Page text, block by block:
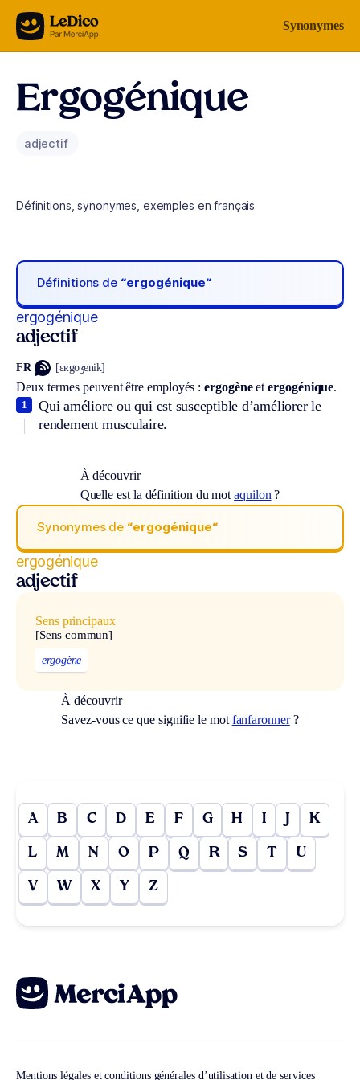
Aller au contenu Synonymes
Ergogénique
adjectif
Définitions, synonymes, exemples en français
Définitions de “ergogénique“
ergogénique
adjectif
FR [ɛʀgoʒenik]
Deux termes peuvent être employés :ergogèneetergogénique.
Qui améliore ou qui est susceptible d’améliorer le
rendement musculaire.
1
À découvrir
Quelle est la définition du motaquilon ?
Synonymes de “ergogénique“
ergogénique
adjectif
Sens principaux
[Sens commun]
ergogène
À découvrir
Savez-vous ce que signifie le mot fanfaronner?
A B C D E F G H I J K
L M N O P Q R S T U
V W X Y Z
Mentions légales et conditions générales d’utilisation et de services